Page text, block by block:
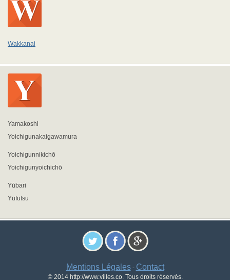
Wakkanai
Yamakoshi
Yoichigunakaigawamura
Yoichigunnikichō
Yoichigunyoichichō
Yūbari
Yūfutsu
Mentions Légales- Contact
© 2014 http://www.villes.co. Tous droits réservés.